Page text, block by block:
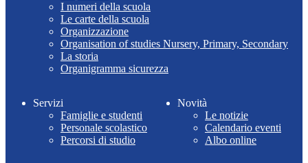
I numeri della scuola
Le carte della scuola
Organizzazione
Organisation of studies Nursery, Primary, Secondary
La storia
Organigramma sicurezza
Servizi
Famiglie e studenti
Personale scolastico
Percorsi di studio
Novità
Le notizie
Calendario eventi
Albo online